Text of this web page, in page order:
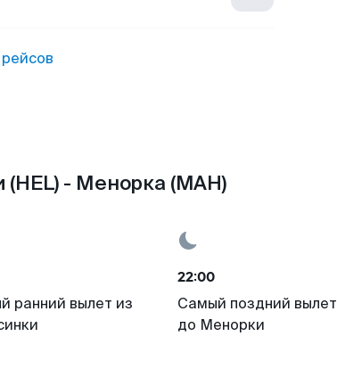
- Менорка (MAH)
ранний вылет из
22:00
Самый поздний вылет
до Менорки